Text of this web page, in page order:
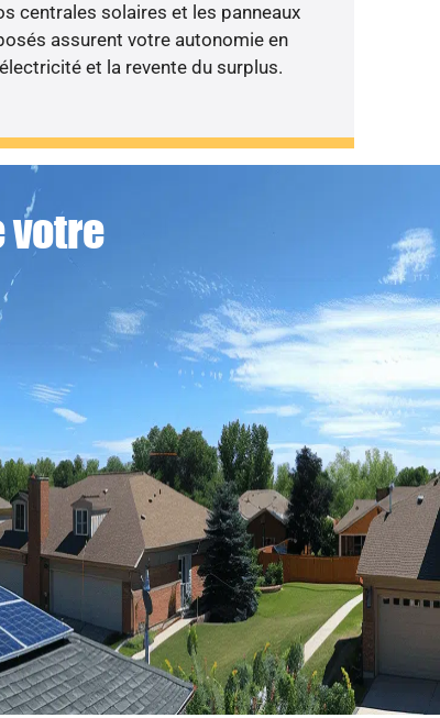
centrales solaires et les panneaux
assurent votre autonomie en
électricité et la revente du surplus.
votre